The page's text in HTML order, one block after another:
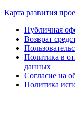
Карта развития
Публичная
Возврат
Политика в
данных
Согласие на
Политика